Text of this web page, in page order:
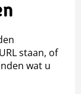
staan, of
wat u